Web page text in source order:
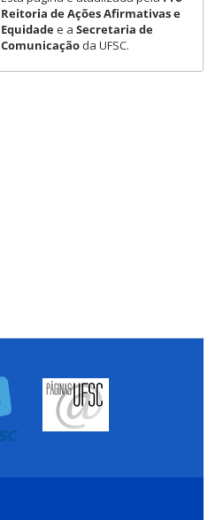
Reitoria de Ações Afirmativas e
Equidadee a Secretaria de
Comunicaçãoda UFSC.